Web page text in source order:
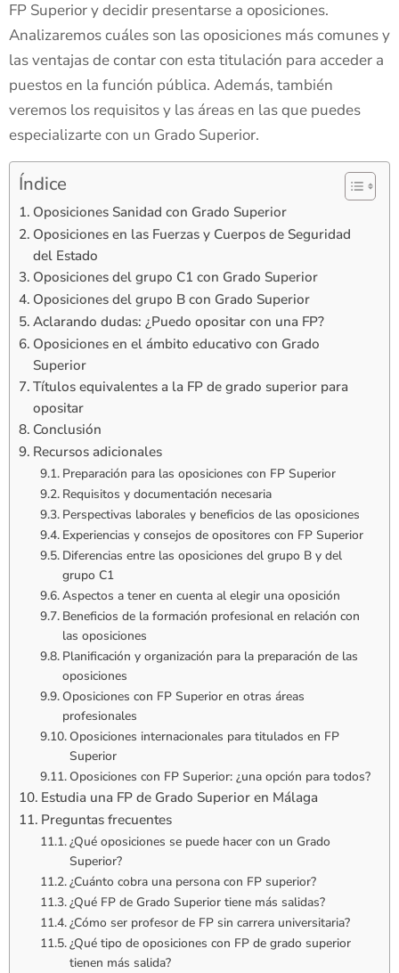
FP Superior y decidir presentarse a oposiciones.
Analizaremos cuáles son las oposiciones más comunes y
las ventajas de contar con esta titulación para acceder a
puestos en la función pública. Además, también
veremos los requisitos y las áreas en las que puedes
especializarte con un Grado Superior.
Índice
Oposiciones Sanidad con Grado Superior
Oposiciones en las Fuerzas y Cuerpos de Seguridad
del Estado
Oposiciones del grupo C1 con Grado Superior
Oposiciones del grupo B con Grado Superior
Aclarando dudas: ¿Puedo opositar con una FP?
Oposiciones en el ámbito educativo con Grado
Superior
Títulos equivalentes a la FP de grado superior para
opositar
Conclusión
Recursos adicionales
Preparación para las oposiciones con FP Superior
Requisitos y documentación necesaria
Perspectivas laborales y beneficios de las oposiciones
Experiencias y consejos de opositores con FP Superior
Diferencias entre las oposiciones del grupo B y del
grupo C1
Aspectos a tener en cuenta al elegir una oposición
Beneficios de la formación profesional en relación con
las oposiciones
Planificación y organización para la preparación de las
oposiciones
Oposiciones con FP Superior en otras áreas
profesionales
Oposiciones internacionales para titulados en FP
Superior
Oposiciones con FP Superior: ¿una opción para todos?
Estudia una FP de Grado Superior en Málaga
Preguntas frecuentes
¿Qué oposiciones se puede hacer con un Grado
Superior?
¿Cuánto cobra una persona con FP superior?
¿Qué FP de Grado Superior tiene más salidas?
¿Cómo ser profesor de FP sin carrera universitaria?
¿Qué tipo de oposiciones con FP de grado superior
tienen más salida?